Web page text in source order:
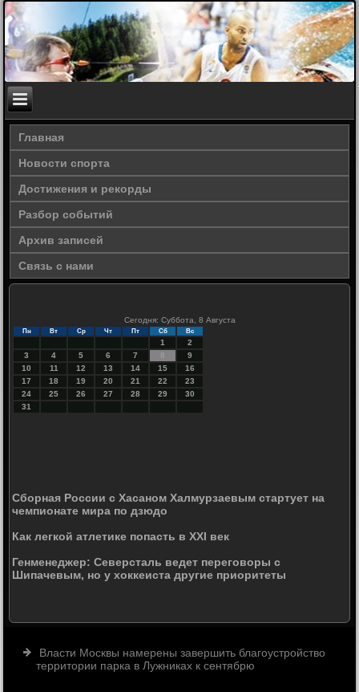
Главная
Новости спорта
Достижения и рекорды
Разбор событий
Архив записей
Связь с нами
Сегодня: Суббота, 8 Августа
Пн Вт Ср Чт Пт Сб Вс
1
2
3
4 5 6 7 8
9
10
11 12 13 14 15
16
17
18 19 20 21 22
23
24
25 26 27 28 29
30
31
Сборная России с Хасаном Халмурзаевым стартует на
чемпионате мира по дзюдо
Как легкой атлетике попасть в XXI век
Генменеджер: Северсталь ведет переговоры с
Шипачевым, но у хоккеиста другие приоритеты
Власти Москвы намерены завершить благоустройство
территории парка в Лужниках к сентябрю